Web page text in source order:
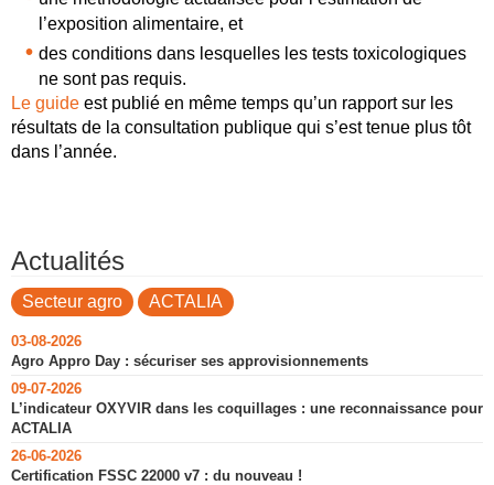
l’exposition alimentaire, et
des conditions dans lesquelles les tests toxicologiques
ne sont pas requis.
Le guide est publié en même temps qu’un rapport sur les
résultats de la consultation publique qui s’est tenue plus tôt
dans l’année.
Actualités
Secteur agro ACTALIA
03-08-2026
Agro Appro Day : sécuriser ses approvisionnements
09-07-2026
L’indicateur OXYVIR dans les coquillages : une reconnaissance pour
ACTALIA
26-06-2026
Certification FSSC 22000 v7 : du nouveau !